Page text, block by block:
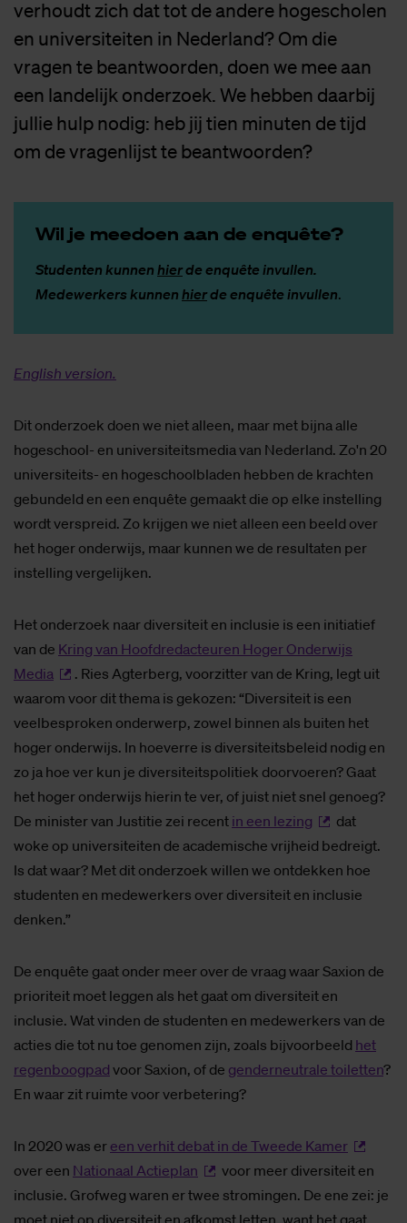
verhoudt zich dat tot de andere hogescholen
en universiteiten in Nederland? Om die
vragen te beantwoorden, doen we mee aan
een landelijk onderzoek. We hebben daarbij
jullie hulp nodig: heb jij tien minuten de tijd
om de vragenlijst te beantwoorden?
Wil je mee­doen aan de en­quê­te?
Studenten kunnen hierde enquête invullen.
Medewerkers kunnen hierde enquête invullen.
English version.
Dit onderzoek doen we niet alleen, maar met bijna alle
hogeschool- en universiteitsmedia van Nederland. Zo'n 20
universiteits- en hogeschoolbladen hebben de krachten
gebundeld en een enquête gemaakt die op elke instelling
wordt verspreid. Zo krijgen we niet alleen een beeld over
het hoger onderwijs, maar kunnen we de resultaten per
instelling vergelijken.
Het onderzoek naar diversiteit en inclusie is een initiatief
van de Kring van Hoofdredacteuren Hoger Onderwijs
Media
. Ries Agterberg, voorzitter van de Kring, legt uit
waarom voor dit thema is gekozen: “Diversiteit is een
veelbesproken onderwerp, zowel binnen als buiten het
hoger onderwijs. In hoeverre is diversiteitsbeleid nodig en
zo ja hoe ver kun je diversiteitspolitiek doorvoeren? Gaat
het hoger onderwijs hierin te ver, of juist niet snel genoeg?
De minister van Justitie zei recent in een lezing
dat
woke op universiteiten de academische vrijheid bedreigt.
Is dat waar? Met dit onderzoek willen we ontdekken hoe
studenten en medewerkers over diversiteit en inclusie
denken.”
De enquête gaat onder meer over de vraag waar Saxion de
prioriteit moet leggen als het gaat om diversiteit en
inclusie. Wat vinden de studenten en medewerkers van de
acties die tot nu toe genomen zijn, zoals bijvoorbeeld het
regenboogpad voor Saxion, of de genderneutrale toiletten?
En waar zit ruimte voor verbetering?
In 2020 was er een verhit debat in de Tweede Kamer
over een Nationaal Actieplan
voor meer diversiteit en
inclusie. Grofweg waren er twee stromingen. De ene zei: je
moet niet op diversiteit en afkomst letten, want het gaat